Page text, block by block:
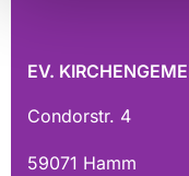
EV.
Condorstr. 4
59071 Hamm